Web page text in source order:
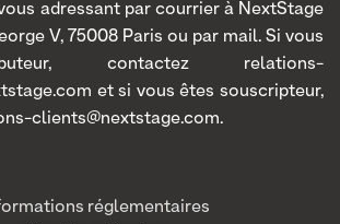
adressant par courrier à NextStage
V, 75008 Paris ou par mail. Si vous
contactez relations-
et si vous êtes souscripteur,
clients@nextstage.com.
réglementaires